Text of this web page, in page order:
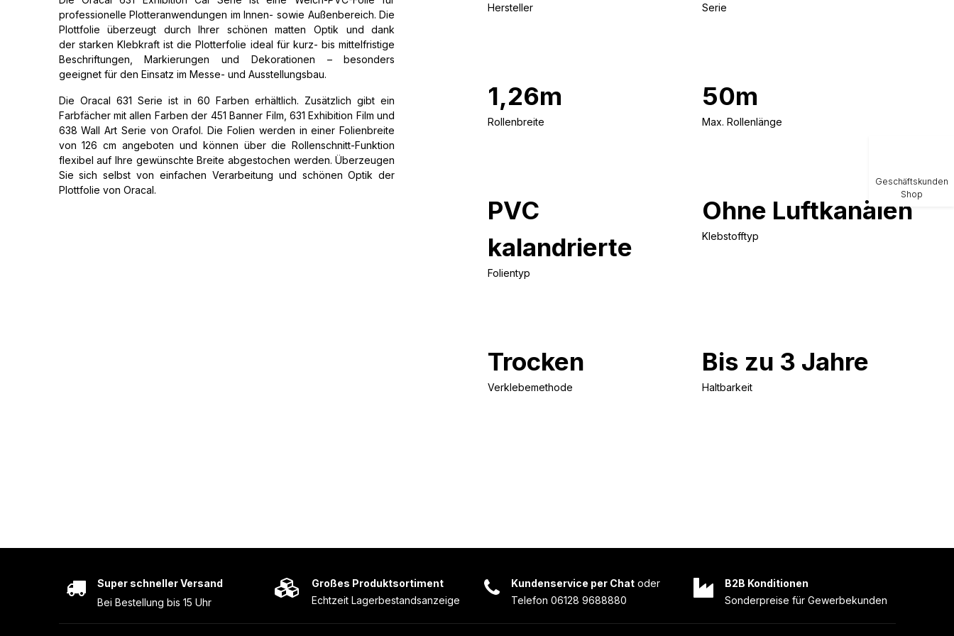
professionelle Plotteranwendungen im Innen- sowie Außenbereich. Die
Plottfolie überzeugt durch Ihrer schönen matten Optik und dank
der starken Klebkraft ist die Plotterfolie ideal für kurz- bis mittelfristige
Beschriftungen, Markierungen und Dekorationen – besonders
geeignet für den Einsatz im Messe- und Ausstellungsbau.
Die Oracal 631 Serie ist in 60 Farben erhältlich. Zusätzlich gibt ein
Farbfächer mit allen Farben der 451 Banner Film, 631 Exhibition Film und
638 Wall Art Serie von Orafol. Die Folien werden in einer Folienbreite
von 126 cm angeboten und können über die Rollenschnitt-Funktion
flexibel auf Ihre gewünschte Breite abgestochen werden. Überzeugen
Sie sich selbst von einfachen Verarbeitung und schönen Optik der
Plottfolie von Oracal.
Hersteller Serie
1,26m
Rollenbreite
50m
Max. Rollenlänge
PVC
kalandrierte
Folientyp
Ohne Luftkanälen
Klebstofftyp
Trocken
Verklebemethode
Bis zu 3 Jahre
Haltbarkeit
Großes Produktsortiment
Echtzeit Lagerbestandsanzeige
Kundenservice per Chat oder
Telefon 06128 9688880
Super schneller Versand
Bei Bestellung bis 15 Uhr
B2B Konditionen
Sonderpreise für Gewerbekunden
Geschäftskunden
Shop